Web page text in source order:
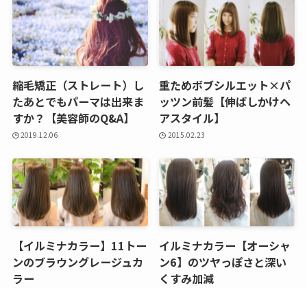
縮毛矯正（ストレート）し
たあとでもパーマは出来ま
すか？【美容師のQ&A】
2019.12.06
重ためボブシルエット×パ
ッツン前髪【伸ばしかけヘ
アスタイル】
2015.02.23
【イルミナカラー】11トー
ンのブラウングレージュカ
ラー
イルミナカラー【オーシャ
ン6】のツヤっぽさと深い
くすみ加減